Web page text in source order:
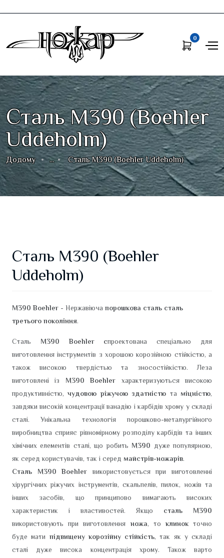
0
Сталь M390 (Boehler
Uddeholm)
Додому ... Сталь M390 (Boehler Uddeholm)
Сталь M390 (Boehler
Uddeholm)
М390 Boehler - Нержавіюча порошкова сталь сталь
третього покоління.
Сталь М390 Boehler спроектована спеціально для
виготовлення інструментів з хорошою корозійною стійкістю, а
також високою твердістью та зносостійкістю. Леза
виготовлені із M390 Boehler характеризуються високою
продуктивністю,чудовою ріжучою здатністю та міцністю,
завдяки високій концентрації ванадію і карбідів хрому у складі
сталі. Унікальна технологія порошково-металургійного
виробництва сприяє рівномірному розподілу карбідів та інших
хімічних елементів сталі, що робить M390
дуже популярною,
як серед користувачів, так і серед майстрів-ножарів.
Сталь M390 Boehler використовується при виготовленні
хірургічних ріжучих інструментів, скальпелів, пилок, ножів та
інших засобів, що принципово вимагають високих
характеристик і властивостей. Якщо сталь M390
використовують при виготовлення ножа, то клинокточно
буде мати підвищену корозійну стійкість, так як у складі
сталі дуже висока концентрація хрому. Також варто